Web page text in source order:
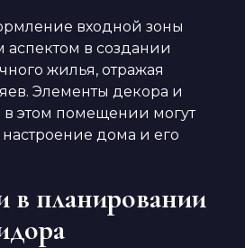
входной зоны
аспектом в создании
жилья, отражая
Элементы декора и
этом помещении могут
дома и его
в планировании